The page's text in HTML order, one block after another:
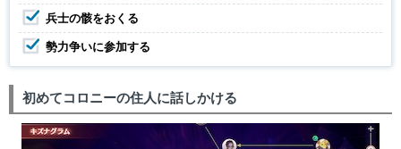
兵士の骸をおくる
勢力争いに参加する
初めてコロニーの住人に話しかける